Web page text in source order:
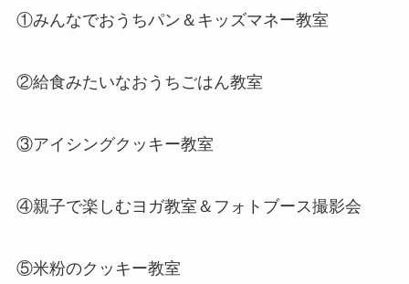
①みんなでおうちパン＆キッズマネー教室
②給食みたいなおうちごはん教室
③アイシングクッキー教室
④親子で楽しむヨガ教室＆フォトブース撮影会
⑤米粉のクッキー教室